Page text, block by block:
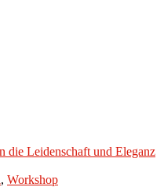
die Leidenschaft und Eleganz
, Workshop